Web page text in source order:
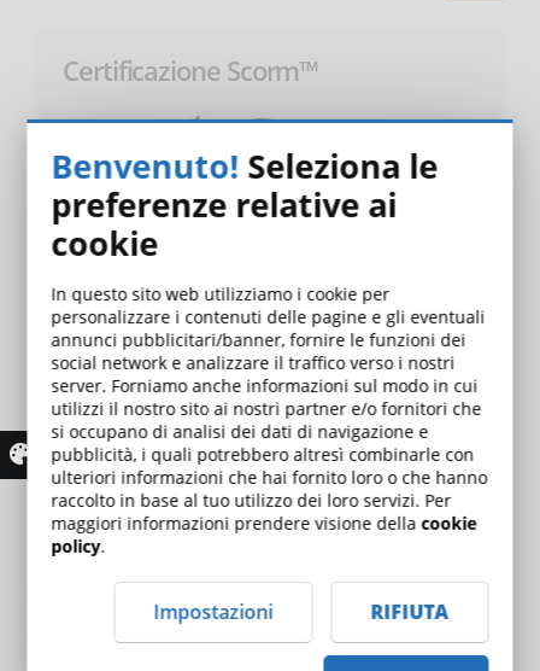
Certificazione Scorm™
(+39) 030.2650661
Benvenuto! Seleziona le
preferenze relative ai
cookie
In questo sito web utilizziamo i cookie per
personalizzare i contenuti delle pagine e gli eventuali
annunci pubblicitari/banner, fornire le funzioni dei
social network e analizzare il traffico verso i nostri
server. Forniamo anche informazioni sul modo in cui
utilizzi il nostro sito ai nostri partner e/o fornitori che
si occupano di analisi dei dati di navigazione e
pubblicità, i quali potrebbero altresì combinarle con
ulteriori informazioni che hai fornito loro o che hanno
raccolto in base al tuo utilizzo dei loro servizi. Per
maggiori informazioni prendere visione dellacookie
policy.
Impostazioni RIFIUTA